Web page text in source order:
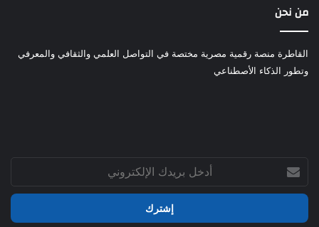
من نحن
القاطرة منصة رقمية مصرية مختصة في التواصل العلمي والثقافي والمعرفي
وتطور الذكاء الأصطناعي
بريدك
الإلكتروني